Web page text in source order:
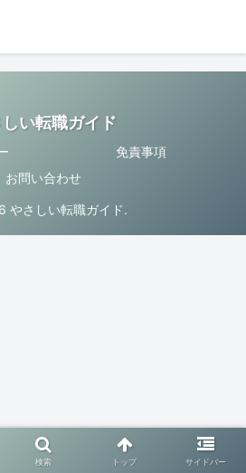
い転職ガイド
免責事項
お問い合わせ
やさしい転職ガイド.
検索 トップ サイドバー